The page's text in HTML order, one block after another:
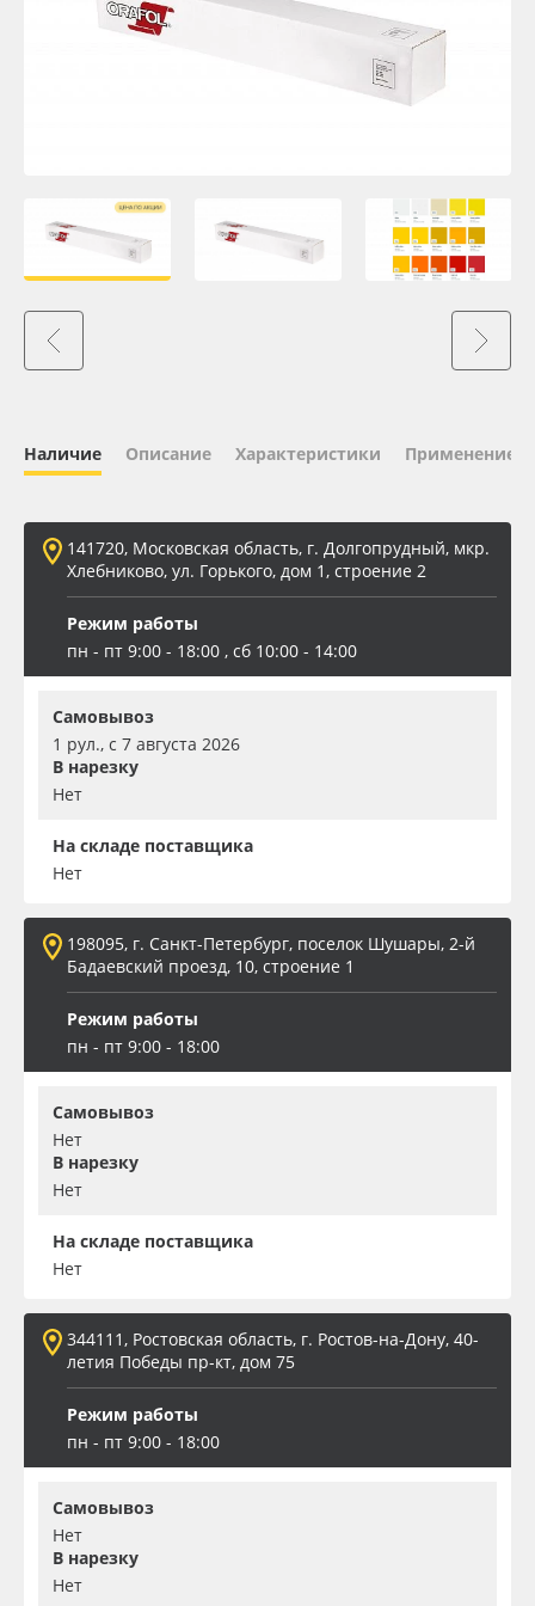
ПЭТ листовой
ПЭТ бэклит
Вспененный ПВХ
Заготовки для сувениров
Наличие Описание Характеристики Применение
141720, Московская область, г. Долгопрудный, мкр.
Хлебниково, ул. Горького, дом 1, строение 2
Режим работы
пн - пт 9:00 - 18:00 , сб 10:00 - 14:00
Самовывоз
1 рул., с 7 августа 2026
В нарезку
Нет
На складе поставщика
Нет
198095, г. Санкт-Петербург, поселок Шушары, 2-й
Бадаевский проезд, 10, строение 1
Режим работы
пн - пт 9:00 - 18:00
Самовывоз
Нет
В нарезку
Нет
На складе поставщика
Нет
344111, Ростовская область, г. Ростов-на-Дону, 40-
летия Победы пр-кт, дом 75
Режим работы
пн - пт 9:00 - 18:00
Самовывоз
Нет
В нарезку
Нет